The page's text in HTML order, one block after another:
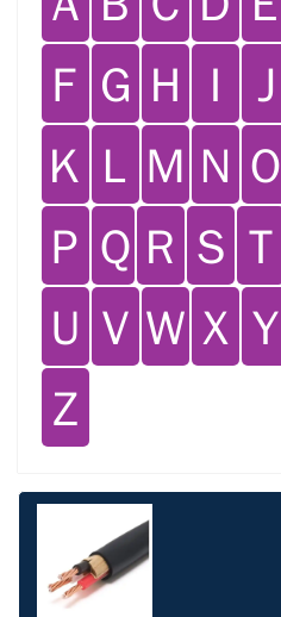
Ｆ Ｇ Ｈ Ｉ Ｊ
Ｋ Ｌ Ｍ Ｎ Ｏ
Ｐ Ｑ Ｒ Ｓ Ｔ
Ｕ Ｖ Ｗ Ｘ Ｙ
Ｚ